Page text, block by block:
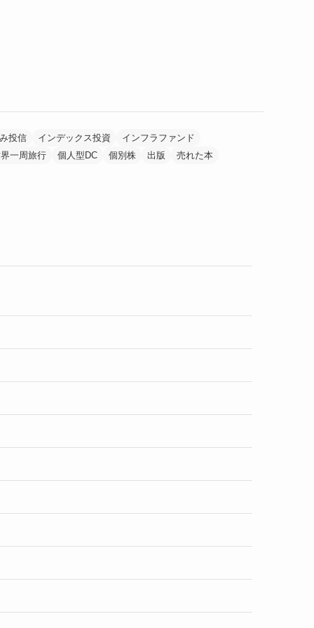
投信 インデックス投資
インフラファンド
一周旅行
個人型DC 個別株 出版 売れた本